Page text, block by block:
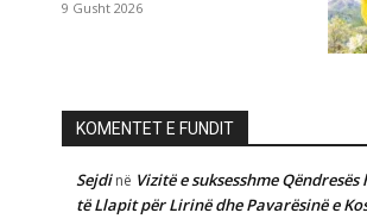
9 Gusht 2026
KOMENTET E FUNDIT
Sejdinë Vizitë e suksesshme Qëndresës
të Llapit për Lirinë dhe Pavarësinë e